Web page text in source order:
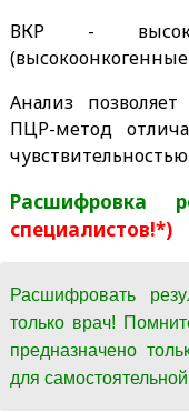
ВКР -
Анализ
ПЦР-метод
Расшифровка
специалистов!*)
Расшифровать
только врач!
предназначено
для